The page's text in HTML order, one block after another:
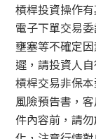
槓桿投資操作
電子下單交易
壅塞等不確定
遲，請投資人
槓桿交易非保
風險預告書，
件內容前，請